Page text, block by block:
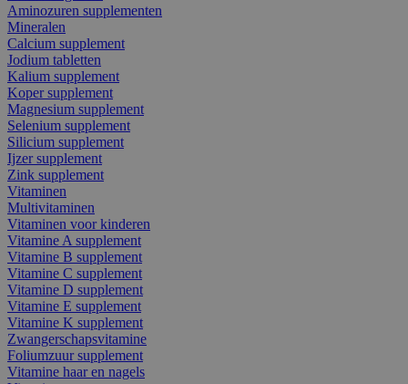
Aminozuren supplementen
Mineralen
Calcium supplement
Jodium tabletten
Kalium supplement
Koper supplement
Magnesium supplement
Selenium supplement
Silicium supplement
Ijzer supplement
Zink supplement
Vitaminen
Multivitaminen
Vitaminen voor kinderen
Vitamine A supplement
Vitamine B supplement
Vitamine C supplement
Vitamine D supplement
Vitamine E supplement
Vitamine K supplement
Zwangerschapsvitamine
Foliumzuur supplement
Vitamine haar en nagels